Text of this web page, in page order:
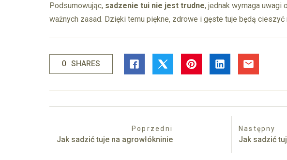
Podsumowując, sadzenie tui nie jest trudne, jednak wymaga uwagi
ważnych zasad. Dzięki temu piękne, zdrowe i gęste tuje będą
0 SHARES
Poprzedni
Jak sadzić tuje na agrowłókninie
Następny
Jak sadzić